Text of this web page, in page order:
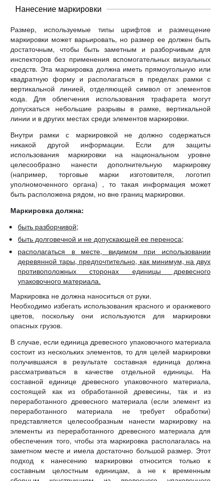
Нанесение маркировки
Размер, используемые типы шрифтов и размещение
маркировки может варьировать, но размер ее должен быть
достаточным, чтобы быть заметным и разборчивым для
инспекторов без применения вспомогательных визуальных
средств. Эта маркировка должна иметь прямоугольную или
квадратную форму и располагаться в пределах рамки с
вертикальной линией, отделяющей символ от элементов
кода. Для облегчения использования трафарета могут
допускаться небольшие разрывы в рамке, вертикальной
линии и в других местах среди элементов маркировки.
Внутри рамки с маркировкой не должно содержаться
никакой другой информации. Если для защиты
использования маркировки на национальном уровне
целесообразно нанести дополнительную маркировку
(например, торговые марки изготовителя, логотип
уполномоченного органа) , то такая информация может
быть расположена рядом, но вне границ маркировки.
Маркировка должна:
быть разборчивой;
быть долговечной и не допускающей ее переноса;
располагаться в месте, видимом при использовании
деревянной тары, предпочтительно, как минимум, на двух
противоположных сторонах единицы древесного
упаковочного материала.
Маркировка не должна наноситься от руки.
Необходимо избегать использования красного и оранжевого
цветов, поскольку они используются для маркировки
опасных грузов.
В случае, если единица древесного упаковочного материала
состоит из нескольких элементов, то для целей маркировки
получившаяся в результате составная единица должна
рассматриваться в качестве отдельной единицы. На
составной единице древесного упаковочного материала,
состоящей как из обработанной древесины, так и из
переработанного древесного материала (если элемент из
переработанного материала не требует обработки)
представляется целесообразным нанести маркировку на
элементы из переработанного древесного материала для
обеспечения того, чтобы эта маркировка располагалась на
заметном месте и имела достаточно большой размер. Этот
подход к нанесению маркировки относится только к
составным целостным единицам, а не к временным